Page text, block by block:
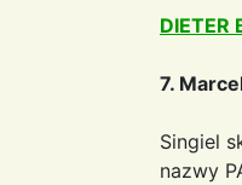
DIETER
7.
Singiel
nazwy